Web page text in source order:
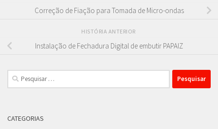
Correção de Fiação para Tomada de Micro-ondas
HISTÓRIA ANTERIOR
Instalação de Fechadura Digital de embutir PAPAIZ
Pesquisar
por:
CATEGORIAS